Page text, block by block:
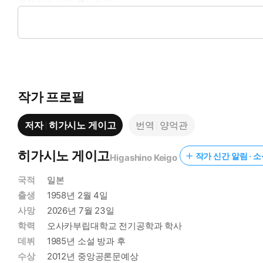
『용의자 X의 헌신』은 추리 소설 역사상 가장 슬프고 가장 아
지만, 작품을 처음부터 끝까지 견인하는 것은 사랑과 헌신이라
한 것이다. 여자의 이름은 하나오카 야스코. 한때 술집 호스티
등학교 수학교사 이시가미가 그녀를 돕겠다고 나선다. 궁지에
백 년에 한번 나올까 말까 한 천재라는 소리를 듣던 그는 빈틈
사건 다음날, 얼굴을 알아볼 수 없는 중년 남자의 변사체가 발
시락 가게 주소를 알아냈다는 사실이 드러난다. 자연히 야스코
수사가 답보 상태에 빠진 상황에서 형사 구사나기는 대학 동창
물리학자, 일명 ‘탐정 갈릴레오’. 사건을 추적하게 된 유가와는
는 사실을 기억해 낸다. 그리고 이시가미가 사건에 개입했음을
사건은 새로운 국면에 접어들게 되고, 한 치도 물러설 수 없는
천재 수학자가 사회의 모든 악으로부터 모녀를 지키기 위해 스
작가 프로필
저자 히가시노 게이고 번역 양억관
히가시노 게이고Higashino Keigo 작가 신간 알림 · 소
국적
일본
출생
1958년 2월 4일
사망
2026년 7월 23일
학력
오사카부립대학교 전기공학과 학사
데뷔
1985년 소설 방과 후
수상
2012년 중앙공론문예상